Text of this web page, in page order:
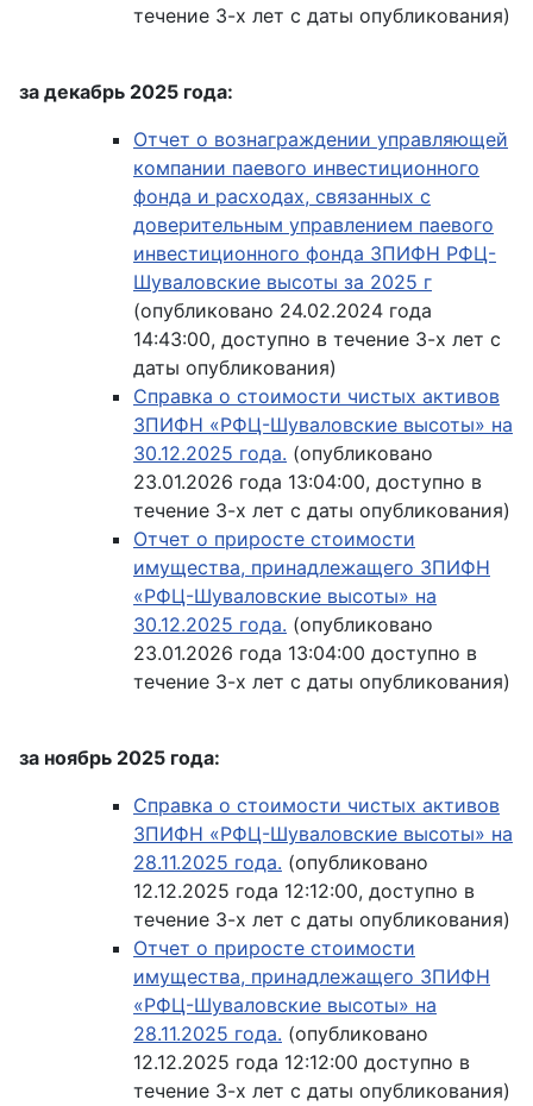
течение 3-х лет с даты опубликования)
за декабрь 2025 года:
Отчет о вознаграждении управляющей
компании паевого инвестиционного
фонда и расходах, связанных с
доверительным управлением паевого
инвестиционного фонда ЗПИФН РФЦ-
Шуваловские высоты за 2025 г
(опубликовано 24.02.2024 года
14:43:00, доступно в течение 3-х лет с
даты опубликования)
Справка о стоимости чистых активов
ЗПИФН «РФЦ-Шуваловские высоты» на
30.12.2025 года. (опубликовано
23.01.2026 года 13:04:00, доступно в
течение 3-х лет с даты опубликования)
Отчет о приросте стоимости
имущества, принадлежащего ЗПИФН
«РФЦ-Шуваловские высоты» на
30.12.2025 года. (опубликовано
23.01.2026 года 13:04:00 доступно в
течение 3-х лет с даты опубликования)
за ноябрь 2025 года:
Справка о стоимости чистых активов
ЗПИФН «РФЦ-Шуваловские высоты» на
28.11.2025 года. (опубликовано
12.12.2025 года 12:12:00, доступно в
течение 3-х лет с даты опубликования)
Отчет о приросте стоимости
имущества, принадлежащего ЗПИФН
«РФЦ-Шуваловские высоты» на
28.11.2025 года. (опубликовано
12.12.2025 года 12:12:00 доступно в
течение 3-х лет с даты опубликования)